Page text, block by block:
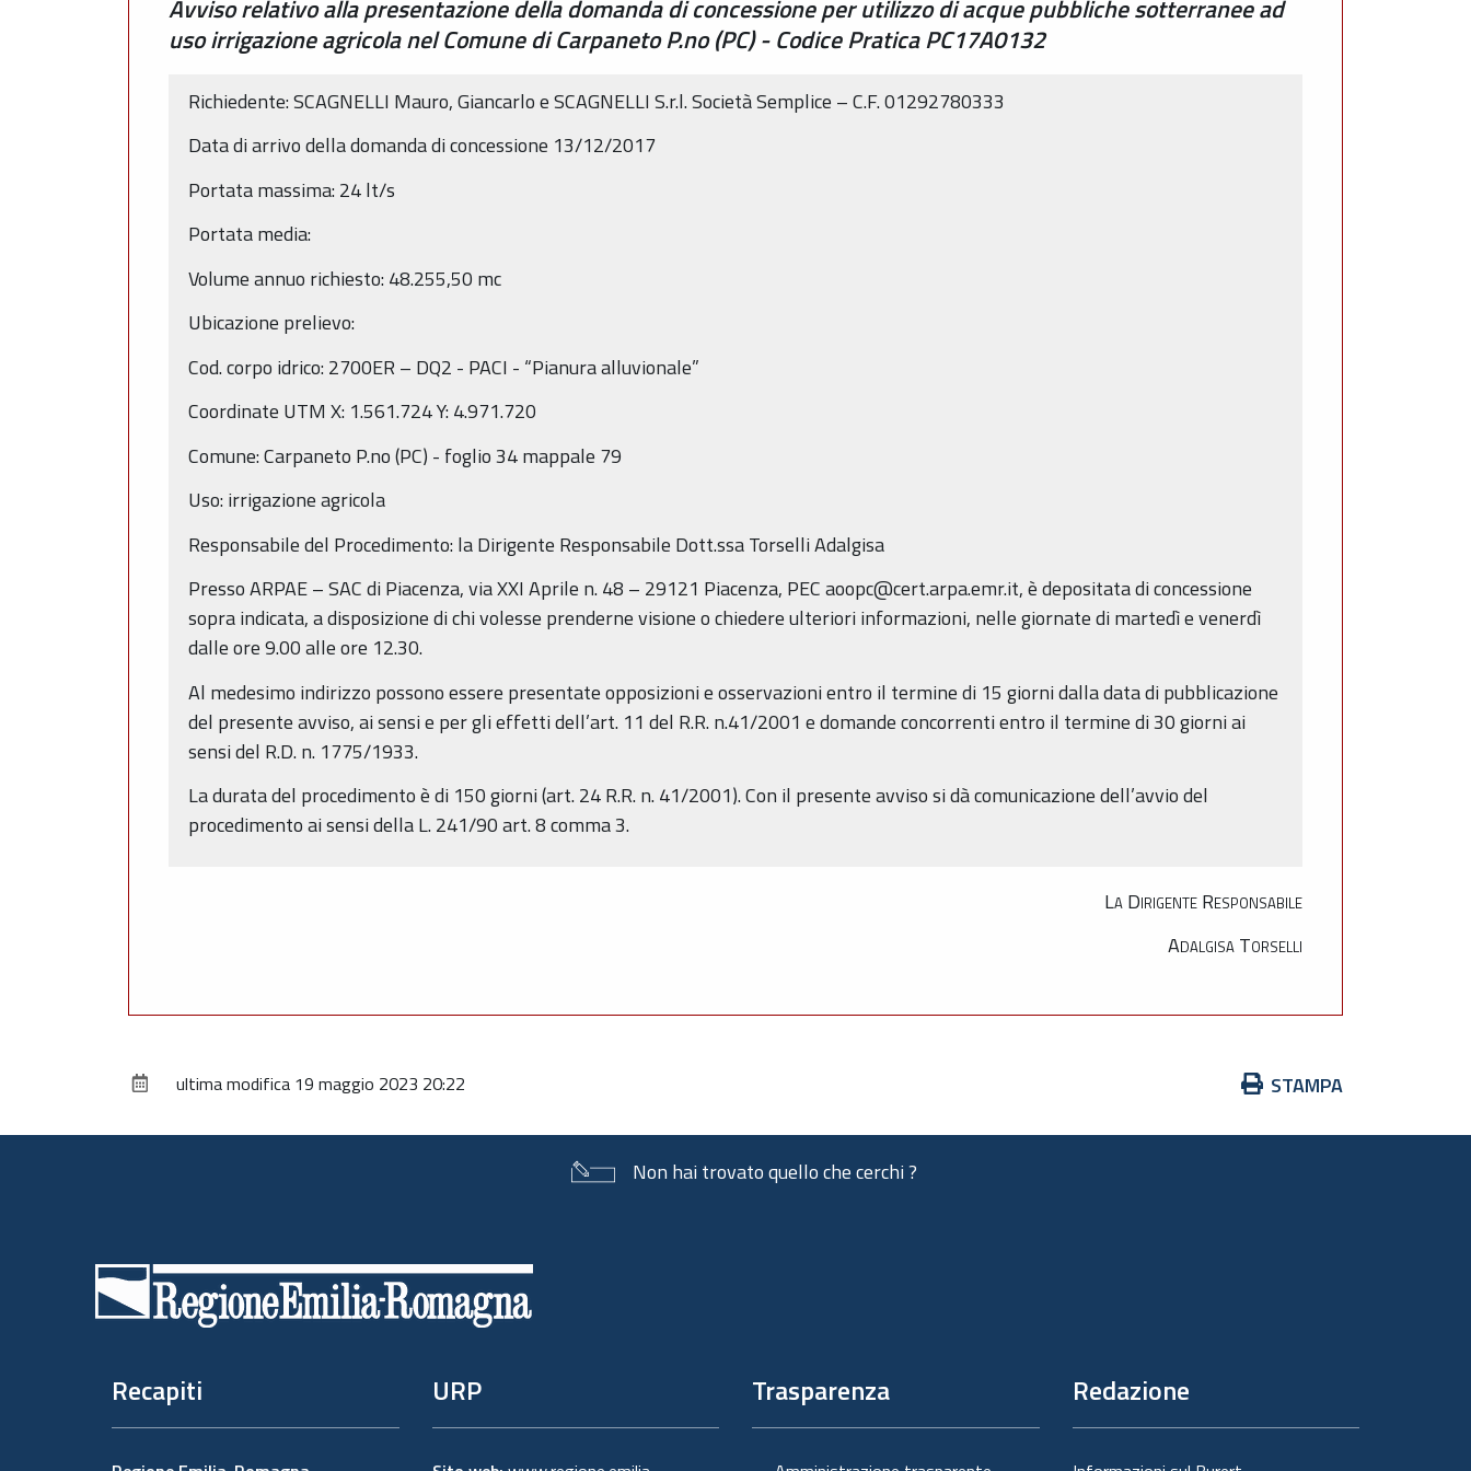
Avviso relativo alla presentazione della domanda di concessione per utilizzo di acque pubbliche sotterranee ad
uso irrigazione agricola nel Comune di Carpaneto P.no (PC) - Codice Pratica PC17A0132
Richiedente: SCAGNELLI Mauro, Giancarlo e SCAGNELLI S.r.l. Società Semplice – C.F. 01292780333
Data di arrivo della domanda di concessione 13/12/2017
Portata massima: 24 lt/s
Portata media:
Volume annuo richiesto: 48.255,50 mc
Ubicazione prelievo:
Cod. corpo idrico: 2700ER – DQ2 - PACI - “Pianura alluvionale”
Coordinate UTM X: 1.561.724 Y: 4.971.720
Comune: Carpaneto P.no (PC) - foglio 34 mappale 79
Uso: irrigazione agricola
Responsabile del Procedimento: la Dirigente Responsabile Dott.ssa Torselli Adalgisa
Presso ARPAE – SAC di Piacenza, via XXI Aprile n. 48 – 29121 Piacenza, PEC aoopc@cert.arpa.emr.it, è depositata di concessione
sopra indicata, a disposizione di chi volesse prenderne visione o chiedere ulteriori informazioni, nelle giornate di martedì e venerdì
dalle ore 9.00 alle ore 12.30.
Al medesimo indirizzo possono essere presentate opposizioni e osservazioni entro il termine di 15 giorni dalla data di pubblicazione
del presente avviso, ai sensi e per gli effetti dell’art. 11 del R.R. n.41/2001 e domande concorrenti entro il termine di 30 giorni ai
sensi del R.D. n. 1775/1933.
La durata del procedimento è di 150 giorni (art. 24 R.R. n. 41/2001). Con il presente avviso si dà comunicazione dell’avvio del
procedimento ai sensi della L. 241/90 art. 8 comma 3.
La Dirigente Responsabile
Adalgisa Torselli
Azioni
documento
STAMPA
ultima modifica 19 maggio 2023 20:22
Non hai trovato quello che cerchi ?
Recapiti URP Trasparenza Redazione